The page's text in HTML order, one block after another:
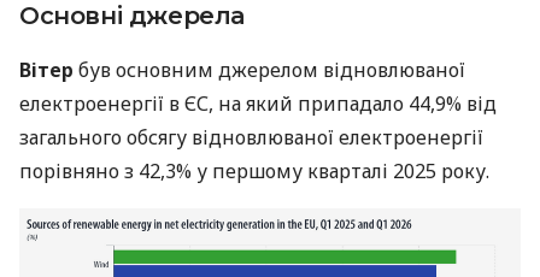
Основні джерела
Вітер був основним джерелом відновлюваної
електроенергії в ЄС, на який припадало 44,9% від
загального обсягу відновлюваної електроенергії
порівняно з 42,3% у першому кварталі 2025 року.